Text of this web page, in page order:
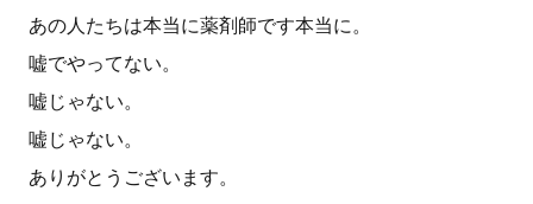
あの人たちは本当に薬剤師です本当に。
嘘でやってない。
嘘じゃない。
嘘じゃない。
ありがとうございます。